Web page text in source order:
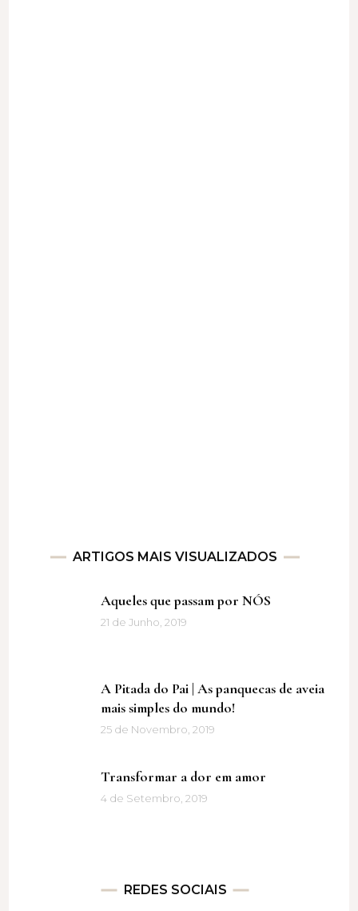
ARTIGOS MAIS VISUALIZADOS
Aqueles que passam por NÓS
21 de Junho, 2019
A Pitada do Pai | As panquecas de aveia
mais simples do mundo!
25 de Novembro, 2019
Transformar a dor em amor
4 de Setembro, 2019
REDES SOCIAIS